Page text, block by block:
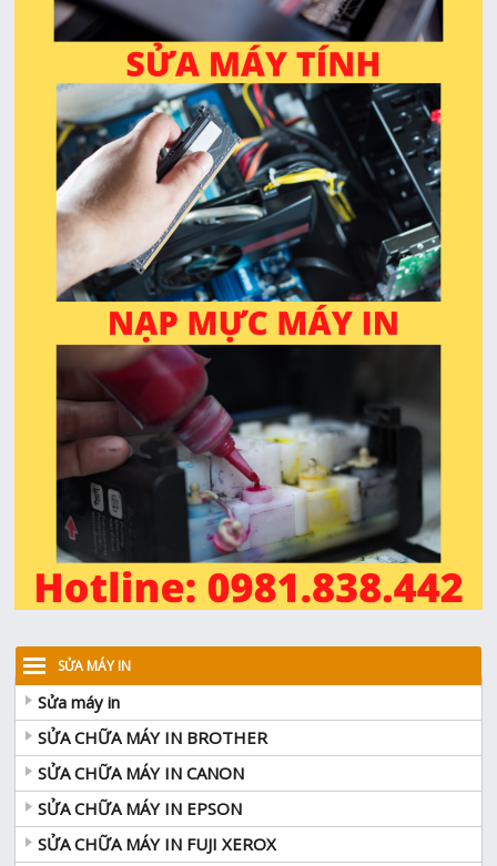
SỬA MÁY IN
Sửa máy in
SỬA CHỮA MÁY IN BROTHER
SỬA CHỮA MÁY IN CANON
SỬA CHỮA MÁY IN EPSON
SỬA CHỮA MÁY IN FUJI XEROX